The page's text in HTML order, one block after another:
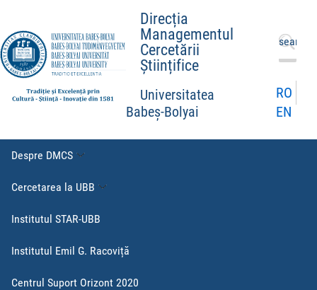
Direcția
Managementul
Cercetării
Științifice
Universitatea
Babeș-Bolyai
Caută
după:
RO
EN
Despre DMCS
Cercetarea la UBB
Institutul STAR-UBB
Institutul Emil G. Racoviță
Centrul Suport Orizont 2020